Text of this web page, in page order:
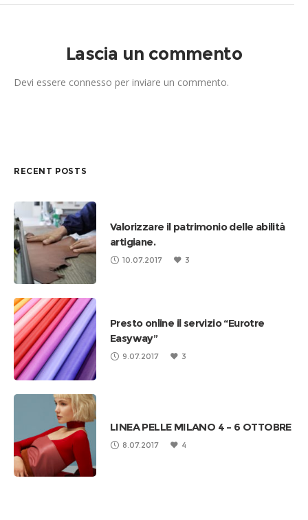
Lascia un commento
Devi essere connesso per inviare un commento.
RECENT POSTS
Valorizzare il patrimonio delle abilità
artigiane.
10.07.2017 3
Presto online il servizio “Eurotre
Easyway”
9.07.2017 3
LINEA PELLE MILANO 4 – 6 OTTOBRE
8.07.2017 4